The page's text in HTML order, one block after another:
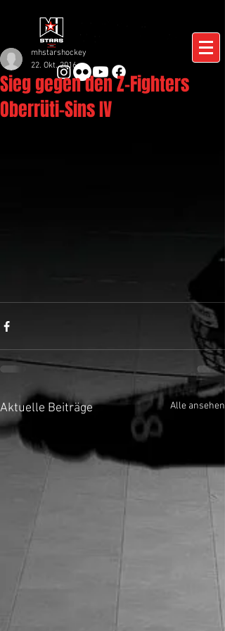
Sieg gegen den Z-Fighters
Oberrüti-Sins IV
mhstarshockey
22. Okt. 2016
Aktuelle Beiträge Alle ansehen